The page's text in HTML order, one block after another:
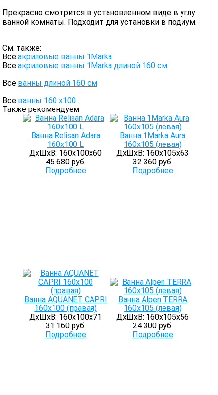
Прекрасно смотрится в установленном виде в углу
ванной комнаты. Подходит для установки в подиум.
См. также:
Все акриловые ванны 1Marka
Все акриловые ванны 1Marka длиной 160 см
Все ванны длиной 160 см
Все ванны 160 х100
Также рекомендуем
Ванна Relisan Adara
160x100 L
ДхШхВ: 160х100х60
45 680 руб.
Подробнее
Ванна 1Marka Aura
160х105 (левая)
ДхШхВ: 160х105х63
32 360 руб.
Подробнее
Ванна AQUANET CAPRI
160х100 (правая)
ДхШхВ: 160х100х71
31 160 руб.
Подробнее
Ванна Alpen TERRA
160x105 (левая)
ДхШхВ: 160х105х56
24 300 руб.
Подробнее